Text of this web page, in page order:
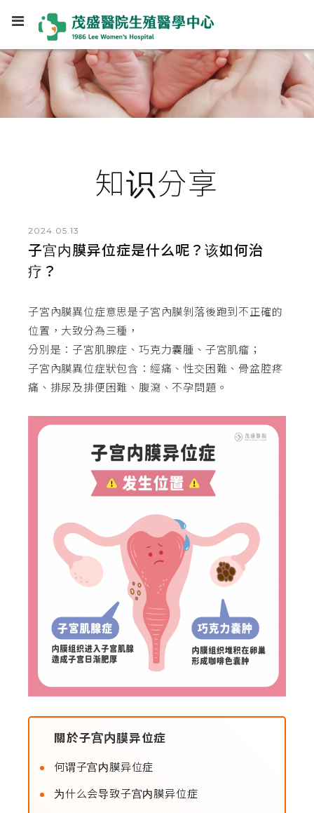
知识分享
2024.05.13
子宫内膜异位症是什么呢？该如何治
疗？
子宮內膜異位症意思是子宮內膜剝落後跑到不正確的
位置，大致分為三種，
分別是：子宮肌腺症、巧克力囊腫、子宮肌瘤；
子宮內膜異位症狀包含：經痛、性交困難、骨盆腔疼
痛、排尿及排便困難、腹瀉、不孕問題。
關於子宫内膜异位症
何谓子宫内膜异位症
为什么会导致子宫内膜异位症